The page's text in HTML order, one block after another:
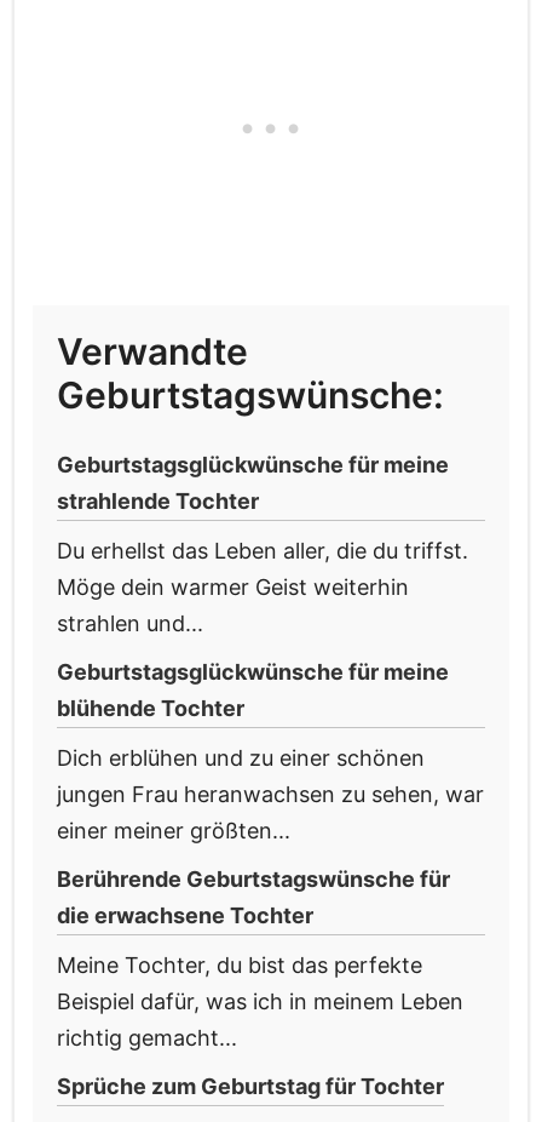
Verwandte
Geburtstagswünsche:
Geburtstagsglückwünsche für meine
strahlende Tochter
Du erhellst das Leben aller, die du triffst.
Möge dein warmer Geist weiterhin
strahlen und...
Geburtstagsglückwünsche für meine
blühende Tochter
Dich erblühen und zu einer schönen
jungen Frau heranwachsen zu sehen, war
einer meiner größten...
Berührende Geburtstagswünsche für
die erwachsene Tochter
Meine Tochter, du bist das perfekte
Beispiel dafür, was ich in meinem Leben
richtig gemacht...
Sprüche zum Geburtstag für Tochter